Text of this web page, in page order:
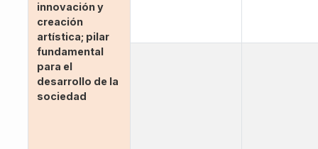
innovación y
creación
artística; pilar
fundamental
para el
desarrollo de la
sociedad